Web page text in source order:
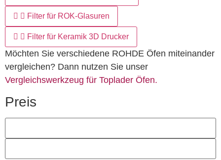
Filter für ROK-Glasuren
Filter für Keramik 3D Drucker
Möchten Sie verschiedene ROHDE Öfen miteinander
vergleichen? Dann nutzen Sie unser
Vergleichswerkzeug für Toplader Öfen.
Preis